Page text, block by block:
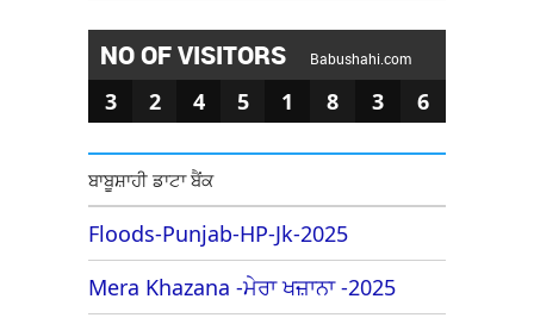
NO OF VISITORS Babushahi.com
3 2 4 5 1 8 3 6
ਬਾਬੂਸ਼ਾਹੀ ਡਾਟਾ ਬੈਂਕ
Floods-Punjab-HP-Jk-2025
Mera Khazana -ਮੇਰਾ ਖਜ਼ਾਨਾ -2025